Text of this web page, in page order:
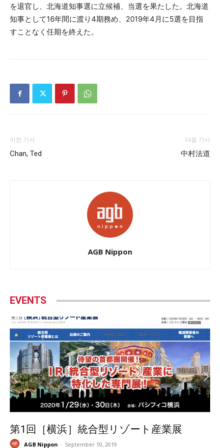
を退官し、北海道知事選に立候補、当選を果たした。北海道
知事として16年間に渡り4期務め、2019年4月に5選を目指
すことなく任期を終えた。
이전 기사
Chan, Ted
다음 기사
中村法道
AGB Nippon
EVENTS
第1回［横浜］統合型リゾート産業展
AGB Nippon - September 10, 2019